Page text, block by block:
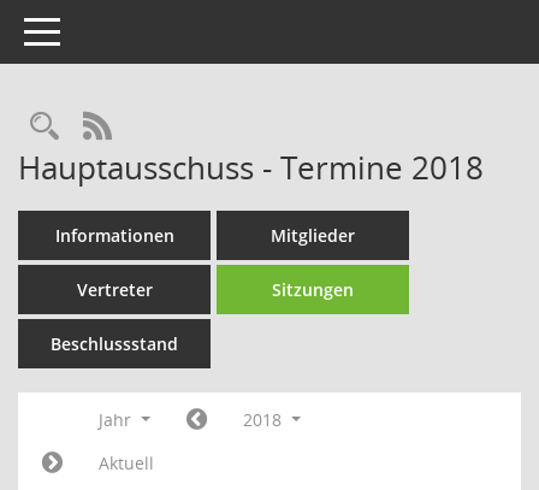
Toggle navigation
Rechercheauswahl
RSS-Feed
Hauptausschuss - Termine 2018
Informationen Mitglieder
Vertreter Sitzungen
Beschlussstand
Jahr
2018
Aktuell